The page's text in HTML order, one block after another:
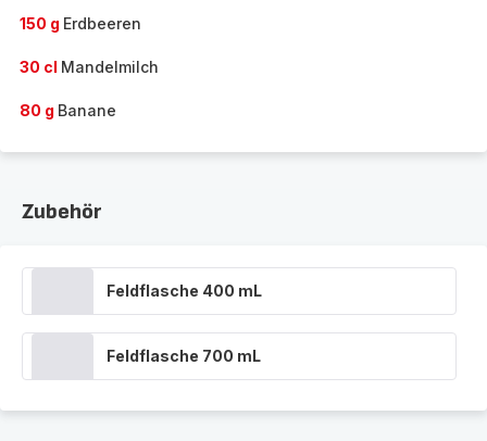
150 g Erdbeeren
30 cl Mandelmilch
80 g Banane
Zubehör
Feldflasche 400 mL
Feldflasche 700 mL